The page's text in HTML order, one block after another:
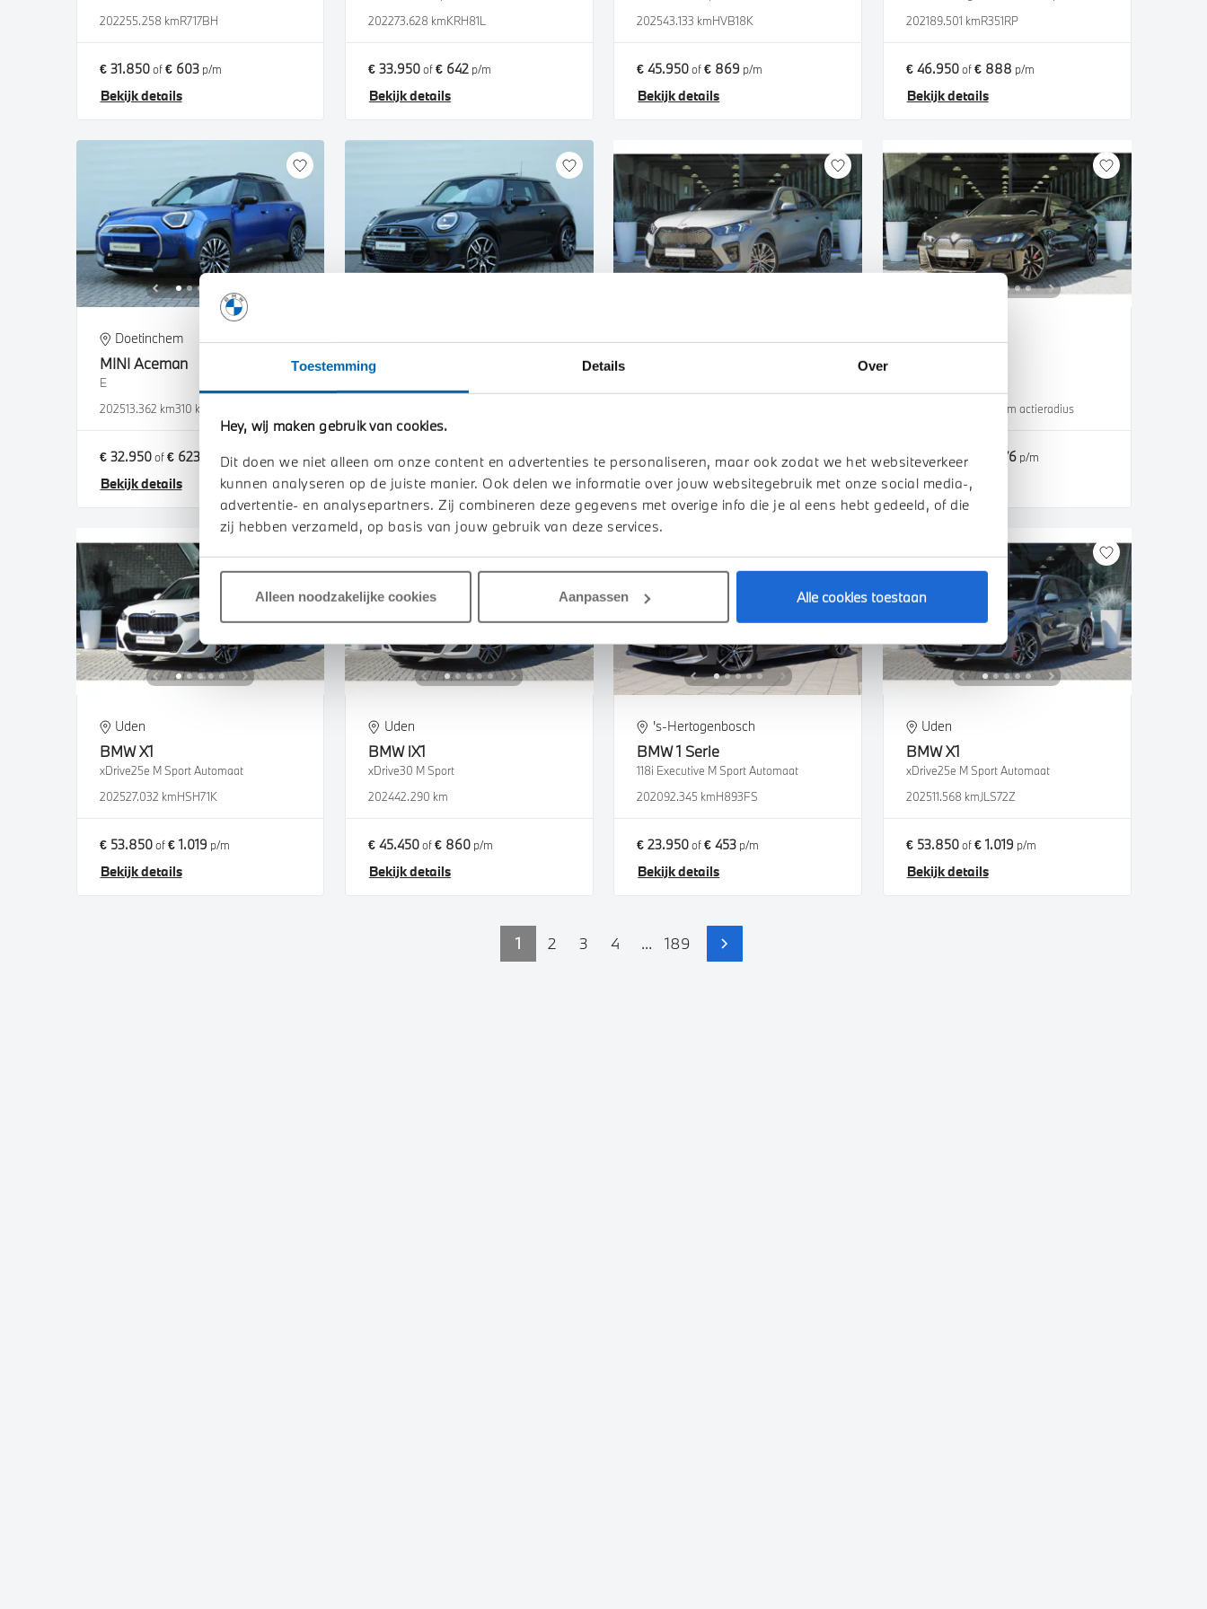
Toestemming Details Over
Hey, wij maken gebruik van cookies.
Dit doen we niet alleen om onze content en advertenties te personaliseren, maar ook zodat we het websiteverkeer
kunnen analyseren op de juiste manier. Ook delen we informatie over jouw websitegebruik met onze social media-,
advertentie- en analysepartners. Zij combineren deze gegevens met overige info die je al eens hebt gedeeld, of die
zij hebben verzameld, op basis van jouw gebruik van deze services.
Alleen noodzakelijke cookies Aanpassen Alle cookies toestaan
202255.258 kmR717BH
€ 31.850of€ 603p/m
Bekijk details
202273.628 kmKRH81L
€ 33.950of€ 642p/m
Bekijk details
202543.133 kmHVB18K
€ 45.950of€ 869 p/m
Bekijk details
202189.501 kmR351RP
€ 46.950of€ 888 p/m
Bekijk details
Doetinchem
MINI Aceman
E
202513.362 km310 km actieradius
€ 32.950of€ 623 p/m
Bekijk details
Doetinchem
MINI
€ 36.950of€ 699p/m
Bekijk details
Uden
€ 69.950of € 1.324p/m
Bekijk details
Uden
487 km actieradius
€ 56.850of € 1.076p/m
Bekijk details
Uden
BMW X1
xDrive25e M Sport Automaat
202527.032 kmHSH71K
€ 53.850of€ 1.019 p/m
Bekijk details
Uden
BMW iX1
xDrive30 M Sport
202442.290 km
€ 45.450of€ 860p/m
Bekijk details
's-Hertogenbosch
BMW1 Serie
118i Executive M Sport Automaat
202092.345 kmH893FS
€ 23.950of€ 453 p/m
Bekijk details
Uden
BMW X1
xDrive25e M Sport Automaat
202511.568 kmJLS72Z
€ 53.850of€ 1.019 p/m
Bekijk details
1 2 3 4 ... 189